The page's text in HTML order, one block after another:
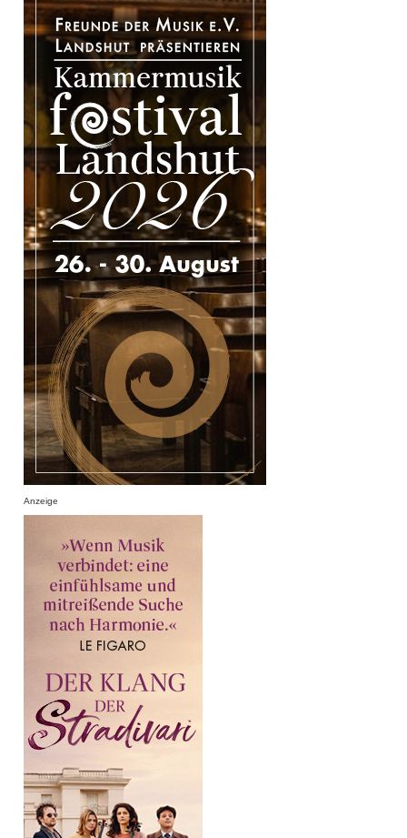
Anzeige